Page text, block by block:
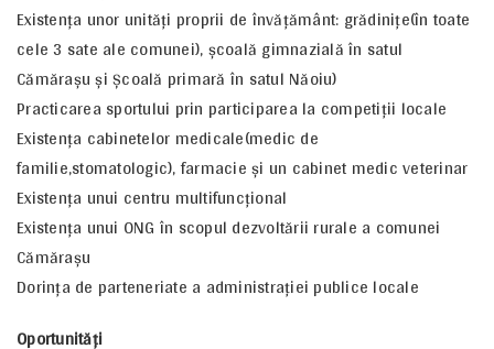
Existenţa unor unităţi proprii de învăţământ: grădiniţe(în toate
cele 3 sate ale comunei), şcoală gimnazială în satul
Cămărașu și Școală primară în satul Năoiu)
Practicarea sportului prin participarea la competiţii locale
Existenţa cabinetelor medicale(medic de
familie,stomatologic), farmacie şi un cabinet medic veterinar
Existenţa unui centru multifuncţional
Existența unui ONG în scopul dezvoltării rurale a comunei
Cămăraşu
Dorinţa de parteneriate a administraţiei publice locale
Oportunităţi